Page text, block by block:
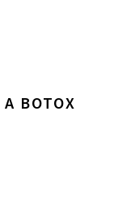
BOTOX